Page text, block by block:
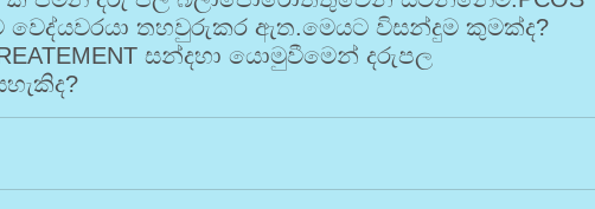
වෙද්යවරයා තහවුරුකර ඇත.මෙයට විසන්දුම කුමක්ද?
සන්දහා යොමුවීමෙන් දරුපල